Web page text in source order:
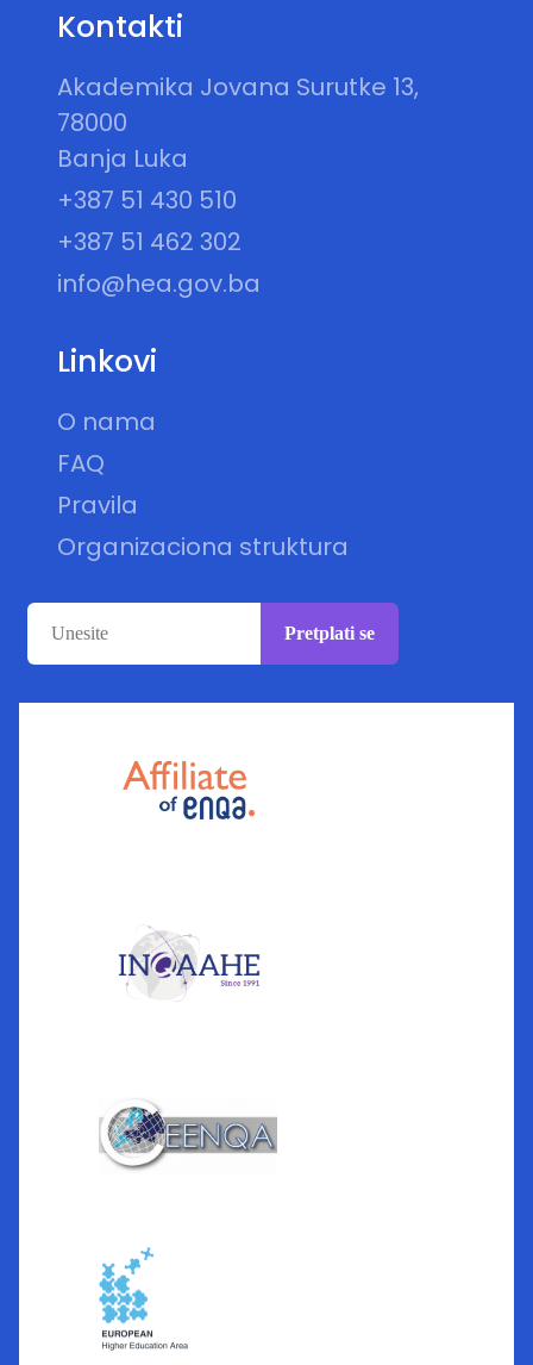
Kontakti
Akademika Jovana Surutke 13,
78000
Banja Luka
+387 51 430 510
+387 51 462 302
info@hea.gov.ba
Linkovi
O nama
FAQ
Pravila
Organizaciona struktura
Pretplati se